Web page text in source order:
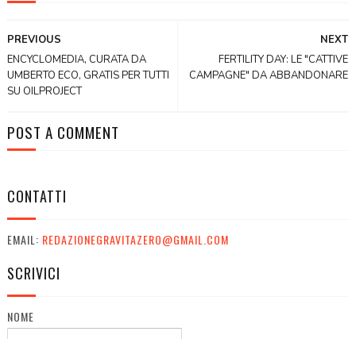
NEXT
FERTILITY DAY: LE "CATTIVE
CAMPAGNE" DA ABBANDONARE
PREVIOUS
ENCYCLOMEDIA, CURATA DA
UMBERTO ECO, GRATIS PER TUTTI
SU OILPROJECT
POST A COMMENT
CONTATTI
EMAIL: REDAZIONEGRAVITAZERO@GMAIL.COM
SCRIVICI
NOME